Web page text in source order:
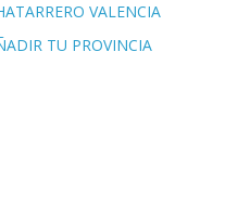
VALENCIA
TU PROVINCIA